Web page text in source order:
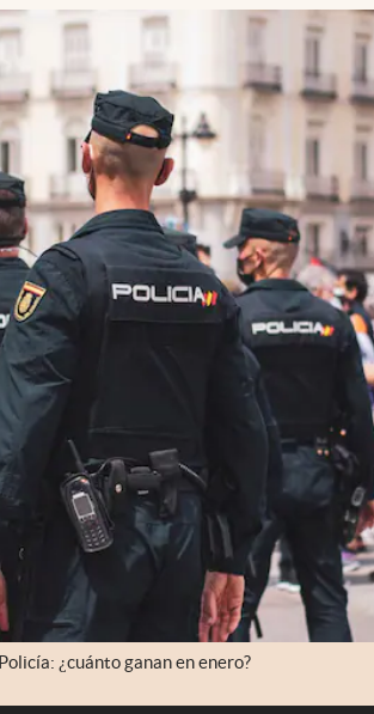
¿cuánto ganan en enero?